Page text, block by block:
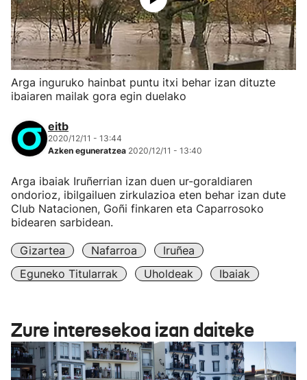
Arga inguruko hainbat puntu itxi behar izan dituzte
ibaiaren mailak gora egin duelako
eitb
2020/12/11 - 13:44
Azken eguneratzea 2020/12/11 - 13:40
Arga ibaiak Iruñerrian izan duen ur-goraldiaren
ondorioz, ibilgailuen zirkulazioa eten behar izan dute
Club Natacionen, Goñi finkaren eta Caparrosoko
bidearen sarbidean.
Gizartea Nafarroa
Iruñea
Eguneko Titularrak
Uholdeak Ibaiak
Zure interesekoa izan daiteke